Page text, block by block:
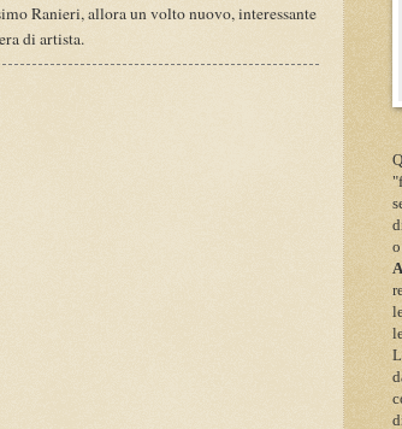
Ranieri, allora un volto nuovo, interessante
di artista.